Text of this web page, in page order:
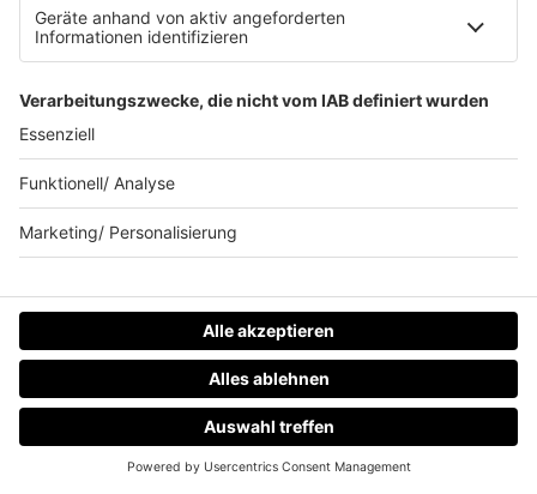
HOME RADIOS MENÜ
17.10.2023 Folge 204
NACHNAME: VERRÄTER! | SOMMERHAUS
GRADLINIG BEIM ÖKONOMEN |
SOMMERHAUS DER STARS #04
DER STARS #03
INFO
26.09.2023 Folge 201
KLEINER MANN UND ROTZ-SKANDAL |
SOMMERHAUS DER STARS #02 MIT JULIA
KRÜGER UND MAURICE GAJDA